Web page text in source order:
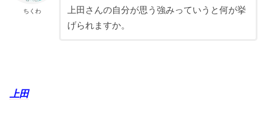
ちくわ
上田さんの自分が思う強みっていうと何が挙
げられますか。
上田